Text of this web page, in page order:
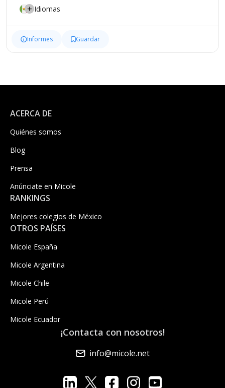
Idiomas
Informes Guardar
ACERCA DE
Quiénes somos
Blog
Prensa
Anúnciate en Micole
RANKINGS
Mejores colegios de México
OTROS PAÍSES
Micole España
Micole Argentina
Micole Chile
Micole Perú
Micole Ecuador
¡Contacta con nosotros!
info@micole.net